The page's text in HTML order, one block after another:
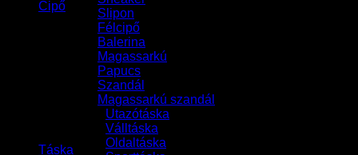
Cipő
Slipon
Félcipő
Balerina
Magassarkú
Papucs
Szandál
Magassarkú szandál
Táska
Utazótáska
Válltáska
Oldaltáska